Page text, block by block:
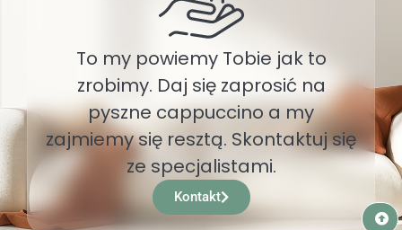
To my powiemy Tobie jak to
zrobimy. Daj się zaprosić na
pyszne cappuccino a my
zajmiemy się resztą. Skontaktuj się
ze specjalistami.
Kontakt